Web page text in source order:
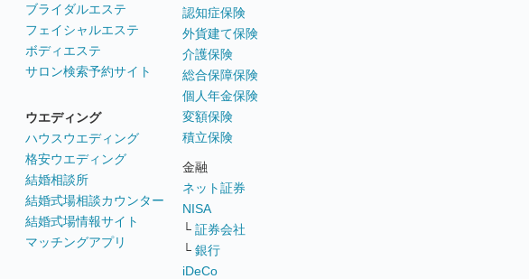
ブライダルエステ
フェイシャルエステ
ボディエステ
サロン検索予約サイト
ウエディング
ハウスウエディング
格安ウエディング
結婚相談所
結婚式場相談カウンター
結婚式場情報サイト
マッチングアプリ
認知症保険
外貨建て保険
介護保険
総合保障保険
個人年金保険
変額保険
積立保険
金融
ネット証券
NISA
└ 証券会社
└ 銀行
iDeCo